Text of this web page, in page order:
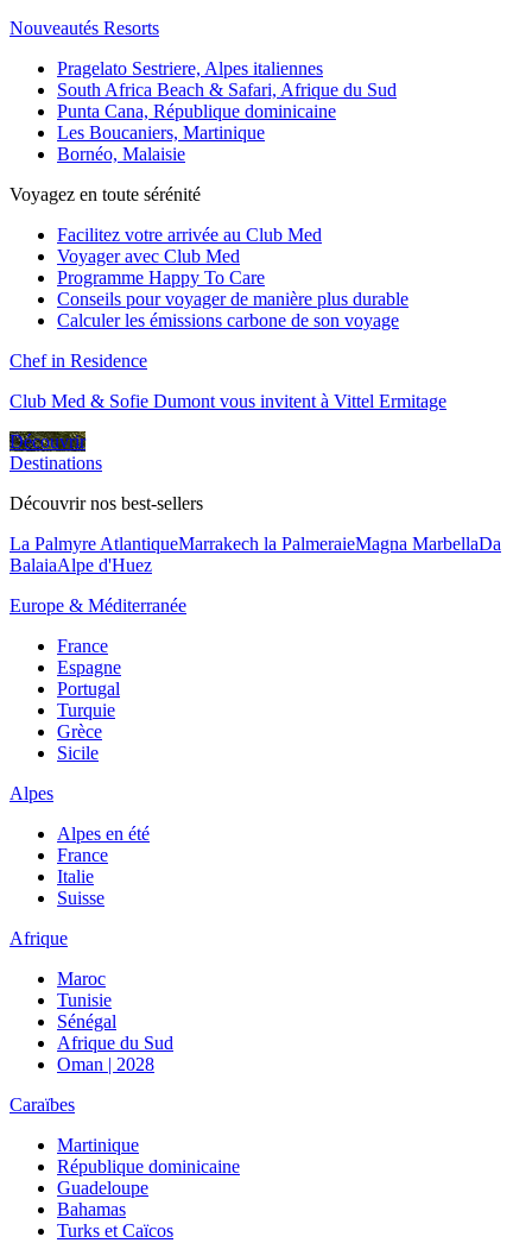
Nouveautés Resorts
Pragelato Sestriere, Alpes italiennes
South Africa Beach & Safari, Afrique du Sud
Punta Cana, République dominicaine
Les Boucaniers, Martinique
Bornéo, Malaisie
Voyagez en toute sérénité
Facilitez votre arrivée au Club Med
Voyager avec Club Med
Programme Happy To Care
Conseils pour voyager de manière plus durable
Calculer les émissions carbone de son voyage
Chef in Residence
Club Med & Sofie Dumont vous invitent à Vittel Ermitage
Découvrir
Destinations
Découvrir nos best-sellers
La Palmyre AtlantiqueMarrakech la PalmeraieMagna MarbellaDa
BalaiaAlpe d'Huez
Europe & Méditerranée
France
Espagne
Portugal
Turquie
Grèce
Sicile
Alpes
Alpes en été
France
Italie
Suisse
Afrique
Maroc
Tunisie
Sénégal
Afrique du Sud
Oman | 2028
Caraïbes
Martinique
République dominicaine
Guadeloupe
Bahamas
Turks et Caïcos